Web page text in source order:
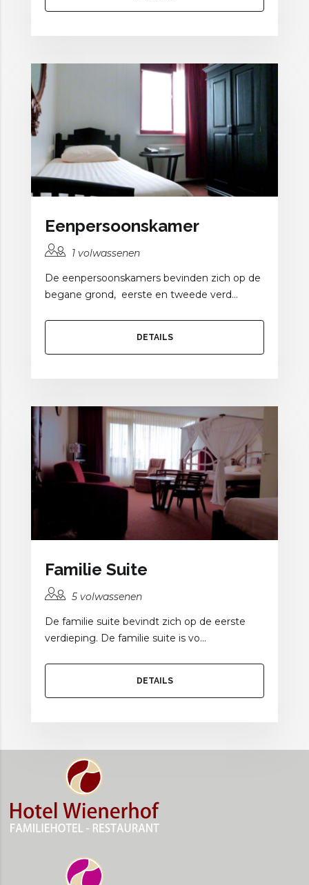
Eenpersoonskamer
1 volwassenen
De eenpersoonskamers bevinden zich op de
begane grond, eerste en tweede verd...
DETAILS
Familie Suite
5 volwassenen
De familie suite bevindt zich op de eerste
verdieping. De familie suite is vo...
DETAILS